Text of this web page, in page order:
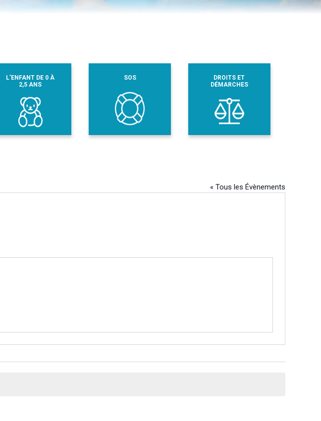
L’ENFANT DE 0 À
2,5 ANS
SOS
DROITS ET
DÉMARCHES
« Tous les Évènements